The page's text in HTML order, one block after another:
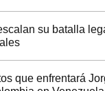
su batalla
que enfrentará